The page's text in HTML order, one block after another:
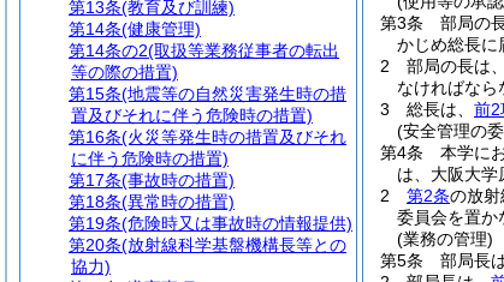
第3条
部局の
かじめ総長に
2
部局の長は
なければなら
3
総長は、 前2
(安全管理の
第4条
本学に
は、大阪大
2
第2条の放
委員会を置か
(業務の管理)
第5条
部局長
第13条(教育及び訓練)
第14条(健康管理)
第14条の2(取扱等業務従事者の転出
等の際の措置)
第15条(地震等の自然災害発生時の措
置及びそれに伴う危険時の措置)
第16条(火災等発生時の措置及びそれ
に伴う危険時の措置)
第17条(事故時の措置)
第18条(異常時の措置)
第19条(危険時又は事故時の情報提供)
第20条(放射線科学基盤機構長等との
協力)